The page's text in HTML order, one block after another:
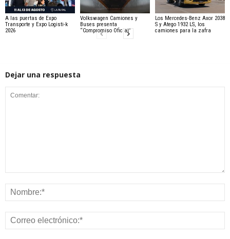
A las puertas de Expo
Transporte y Expo Logisti-k
2026
Volkswagen Camiones y
Buses presenta
“Compromiso Oficial”
Los Mercedes-Benz Axor 2038
S y Atego 1932 LS, los
camiones para la zafra
Dejar una respuesta